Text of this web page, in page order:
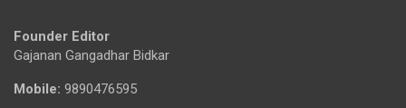
Founder Editor
Gajanan Gangadhar Bidkar
Mobile: 9890476595